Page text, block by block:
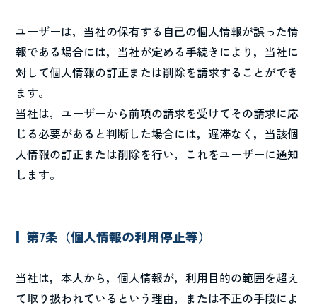
ユーザーは，当社の保有する自己の個人情報が誤った情
報である場合には，当社が定める手続きにより，当社に
対して個人情報の訂正または削除を請求することができ
ます。
当社は，ユーザーから前項の請求を受けてその請求に応
じる必要があると判断した場合には，遅滞なく，当該個
人情報の訂正または削除を行い，これをユーザーに通知
します。
第7条（個人情報の利用停止等）
当社は，本人から，個人情報が，利用目的の範囲を超え
て取り扱われているという理由，または不正の手段によ